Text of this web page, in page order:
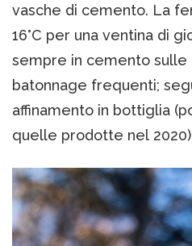
vasche di cemento. La
16°C per una ventina di
sempre in cemento sulle
batonnage frequenti;
affinamento in bottiglia
quelle prodotte nel